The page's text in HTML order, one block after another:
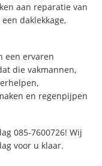
aan reparatie van
daklekkage,
een ervaren
die vakmannen,
en regenpijpen
085-7600726! Wij
voor u klaar.